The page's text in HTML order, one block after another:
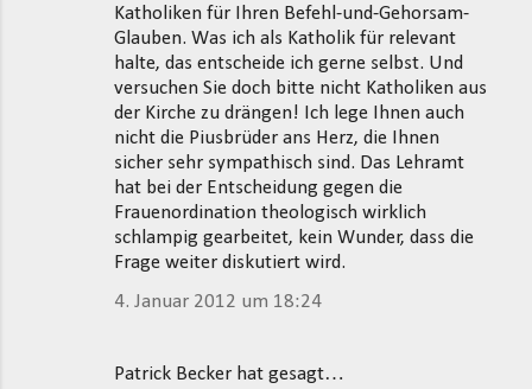
Katholiken für Ihren Befehl-und-Gehorsam-
Glauben. Was ich als Katholik für relevant
halte, das entscheide ich gerne selbst. Und
versuchen Sie doch bitte nicht Katholiken aus
der Kirche zu drängen! Ich lege Ihnen auch
nicht die Piusbrüder ans Herz, die Ihnen
sicher sehr sympathisch sind. Das Lehramt
hat bei der Entscheidung gegen die
Frauenordination theologisch wirklich
schlampig gearbeitet, kein Wunder, dass die
Frage weiter diskutiert wird.
4. Januar 2012 um 18:24
Patrick Becker hat gesagt…